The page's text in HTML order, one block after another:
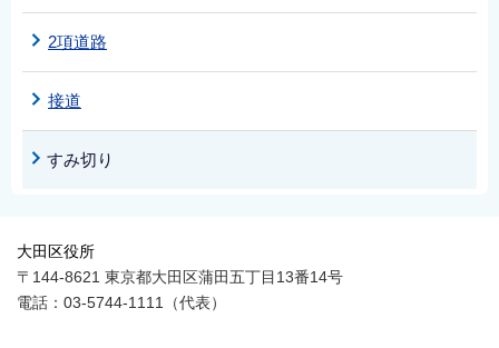
2項道路
接道
すみ切り
大田区役所
〒144-8621 東京都大田区蒲田五丁目13番14号
電話：03-5744-1111（代表）